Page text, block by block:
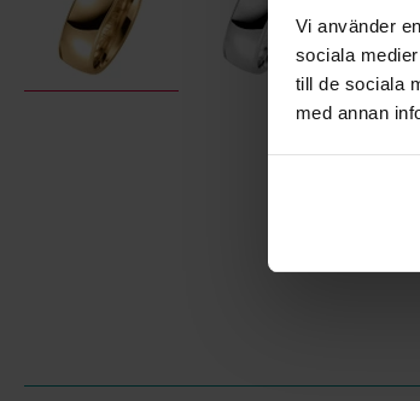
Vi använder
sociala
till de sociala
med annan